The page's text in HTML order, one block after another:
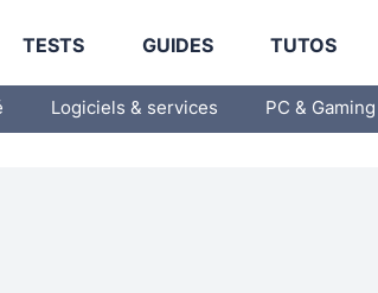
TESTS GUIDES TUTOS
Logiciels & services PC & Gaming